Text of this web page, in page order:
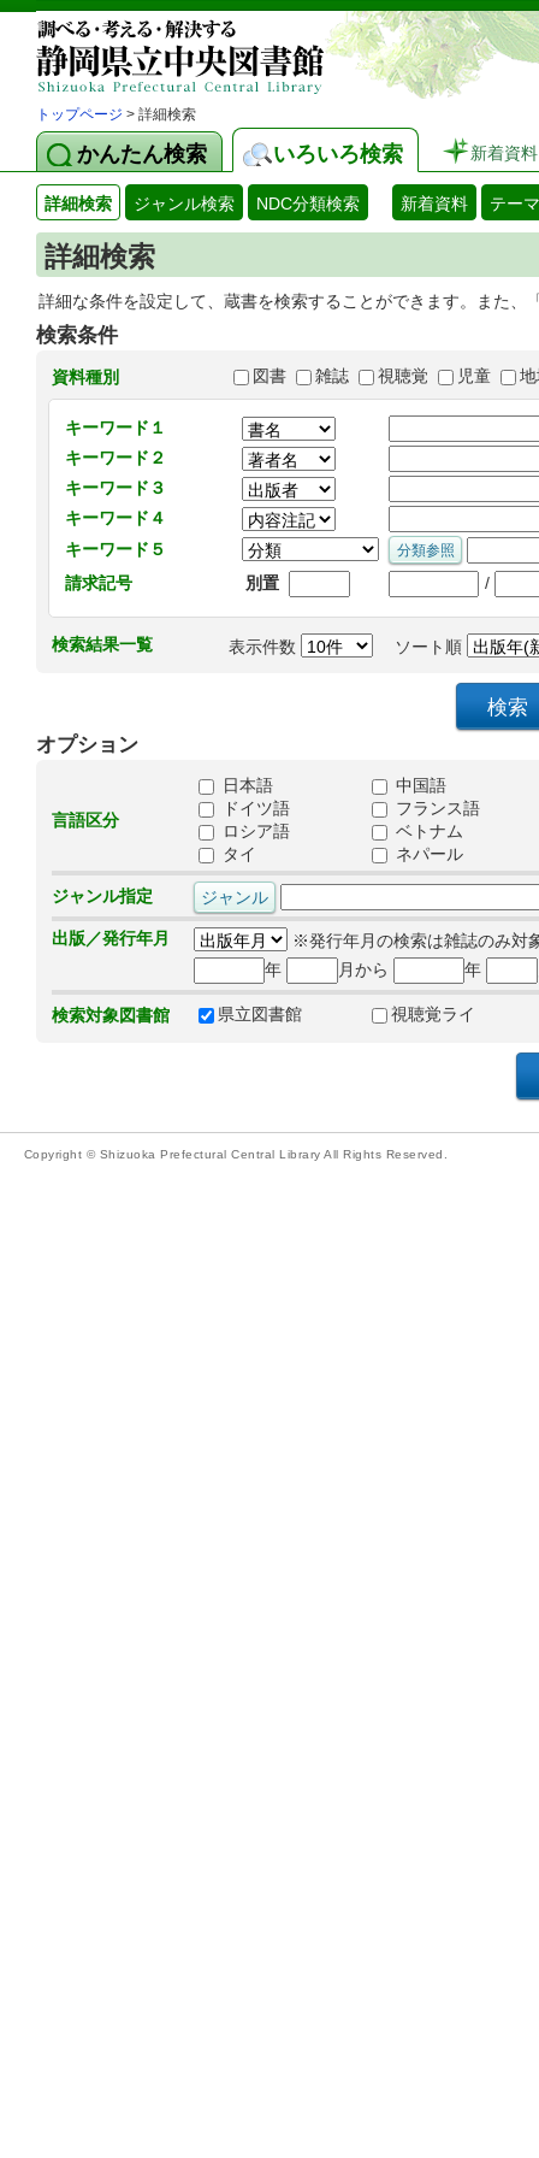
トップページ > 詳細検索
かんたん検索 いろいろ検索 新着資料
詳細検索 ジャンル検索 NDC分類検索 新着資料 テー
詳細検索
詳細な条件を設定して、蔵書を検索することができます。また
検索条件
資料種別 図書 雑誌 視聴覚 児童
キーワード１
キーワード２
キーワード３
キーワード４
キーワード５
請求記号
別置 /
検索結果一覧 表示件数 ソート順
オプション
言語区分
日本語
中国語
ドイツ語
フランス語
ロシア語
ベトナム
タイ
ネパール
ジャンル指定
出版／発行年月
※発行年月の検索は雑誌のみ対
年
月から 年
検索対象図書館 県立図書館 視聴覚ライ
Copyright © Shizuoka Prefectural Central Library All Rights Reserved.